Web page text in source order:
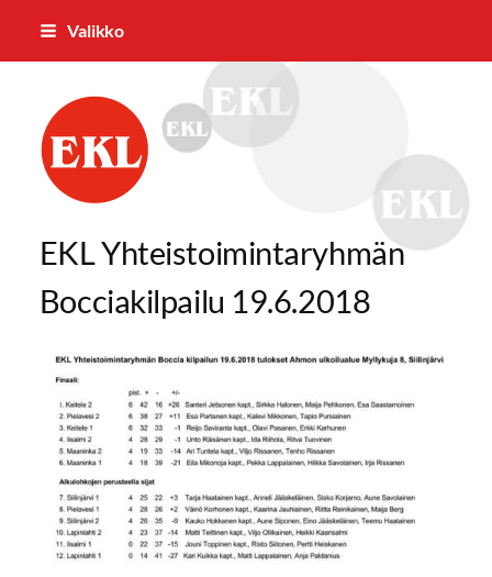
Siirry
Valikko
Pielaveden Eläkkeensaajat ry
EKL Yhteistoimintaryhmän
Bocciakilpailu 19.6.2018